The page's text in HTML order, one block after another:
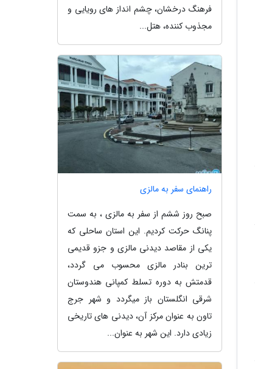
فرهنگ درخشان، چشم انداز های رویایی و
مجذوب کننده، هتل...
راهنمای سفر به مالزی
صبح روز ششم از سفر به مالزی ، به سمت
پنانگ حرکت کردیم. این استان ساحلی که
یکی از مقاصد دیدنی مالزی و جزو قدیمی
ترین بنادر مالزی محسوب می گردد،
قدمتش به دوره تسلط کمپانی هندوستان
شرقی انگلستان باز میگردد و شهر جرج
تاون به عنوان مرکز آن، دیدنی های تاریخی
زیادی دارد. این شهر به عنوان...